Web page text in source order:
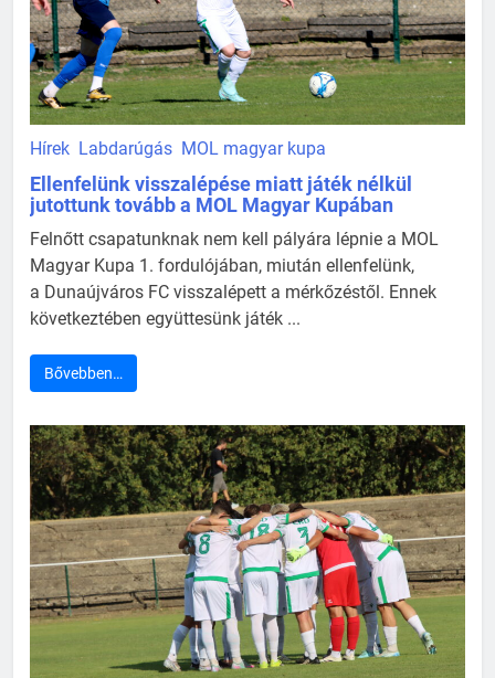
Hírek Labdarúgás MOL magyar kupa
Ellenfelünk visszalépése miatt játék nélkül
jutottunk tovább a MOL Magyar Kupában
Felnőtt csapatunknak nem kell pályára lépnie a MOL
Magyar Kupa 1. fordulójában, miután ellenfelünk,
a Dunaújváros FC visszalépett a mérkőzéstől. Ennek
következtében együttesünk játék ...
Bővebben…